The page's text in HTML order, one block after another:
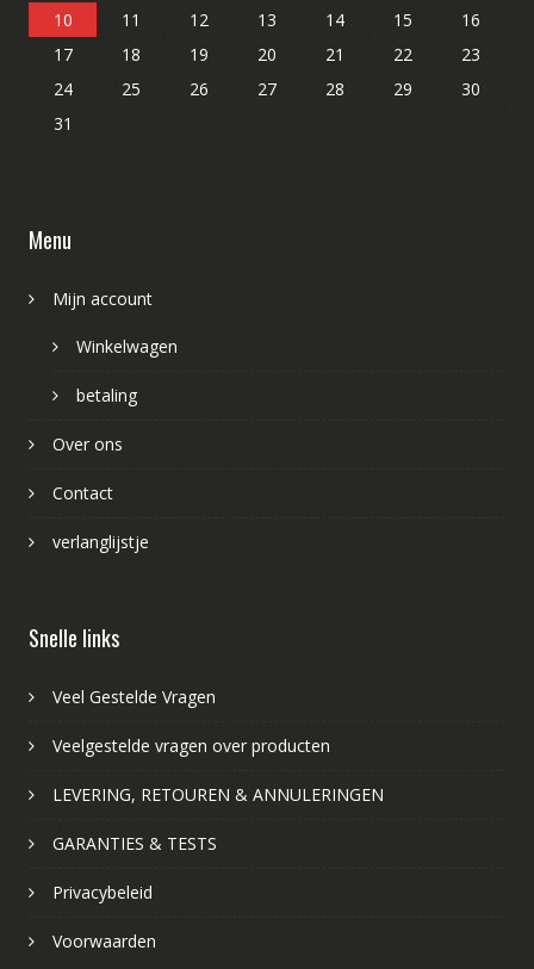
10
11 12 13 14 15
16
17
18 19 20 21 22
23
24
25 26 27 28 29
30
31
Menu
Mijn account
Winkelwagen
betaling
Over ons
Contact
verlanglijstje
Snelle links
Veel Gestelde Vragen
Veelgestelde vragen over producten
LEVERING, RETOUREN & ANNULERINGEN
GARANTIES & TESTS
Privacybeleid
Voorwaarden